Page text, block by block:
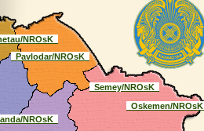
NROsK_
_Pavlodar/NROsK_
_Semey/NROsK_
NROsK_
_Oskemen/NROsK_